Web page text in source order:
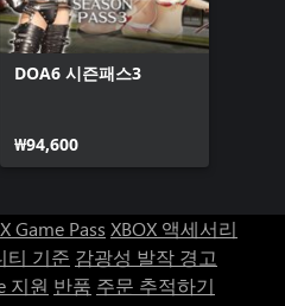
DOA6 시즌패스3
₩94,600
Game Pass XBOX 액세서리
티 기준 감광성 발작 경고
지원 반품 주문 추적하기